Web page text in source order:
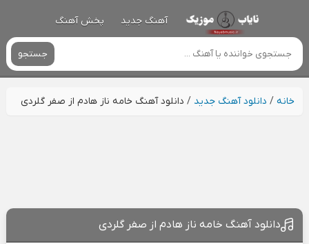
آهنگ جدید پخش آهنگ
جستجو
خانه/ دانلود آهنگ جدید / دانلود آهنگ خامه ناز هادم از صفر گلردی
دانلود آهنگ خامه ناز هادم از صفر گلردی